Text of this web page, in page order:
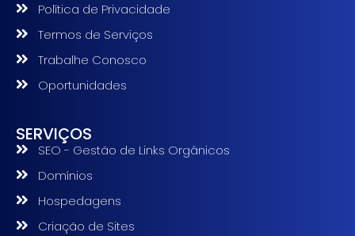
Política de Privacidade
Termos de Serviços
Trabalhe Conosco
Oportunidades
SERVIÇOS
SEO - Gestão de Links Orgânicos
Domínios
Hospedagens
Criação de Sites